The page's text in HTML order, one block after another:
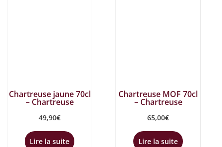
Chartreuse jaune 70cl
– Chartreuse
49,90€
Lire la suite
Chartreuse MOF 70cl
– Chartreuse
65,00€
Lire la suite